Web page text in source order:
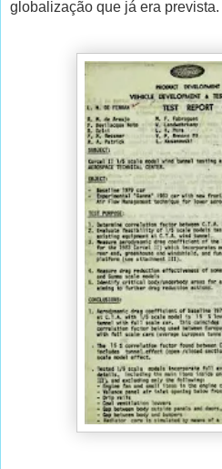
globalização que já era prevista.